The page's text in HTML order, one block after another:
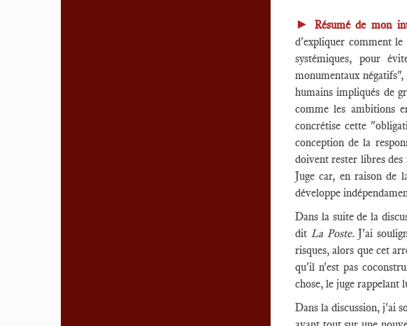
► Résumé de mon
d'expliquer comment
systémiques, pour
monumentaux
humains impliqués de
comme les ambitions
concrétise cette
conception de la
doivent rester libres
Juge car, en raison de
développe
Dans la suite de la
dit La Poste.J'ai
risques, alors que cet
qu'il n'est pas
chose, le juge rappelant
Dans la discussion, j'ai